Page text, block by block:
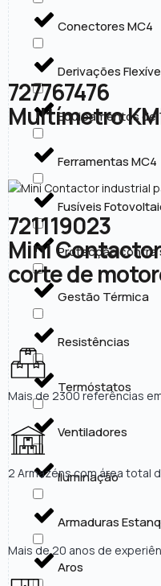
Conectores MC4
Derivações
Equipamentos de
Ferramentas MC4
Fusíveis
Protecção
Gestão Térmica
Resistências
Termóstatos
Ventiladores
Iluminação
Armaduras
Aros
727767476
Multímetro
721119023
Mini
corte de
Mais de 2300 referências
2 Armazéns com área total
Mais de 20 anos de